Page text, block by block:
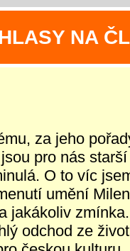
NA
za jeho
pro nás
O to víc
umění
jakákoliv
odchod ze